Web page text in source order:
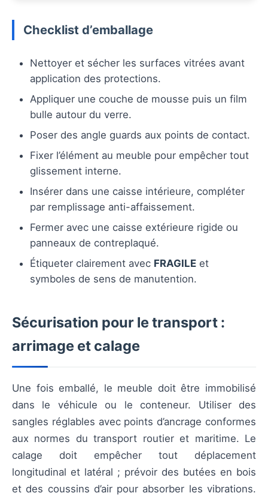
Checklist d’emballage
Nettoyer et sécher les surfaces vitrées avant
application des protections.
Appliquer une couche de mousse puis un film
bulle autour du verre.
Poser des angle guards aux points de contact.
Fixer l’élément au meuble pour empêcher tout
glissement interne.
Insérer dans une caisse intérieure, compléter
par remplissage anti-affaissement.
Fermer avec une caisse extérieure rigide ou
panneaux de contreplaqué.
Étiqueter clairement avec FRAGILE et
symboles de sens de manutention.
Sécurisation pour le transport :
arrimage et calage
Une fois emballé, le meuble doit être immobilisé
dans le véhicule ou le conteneur. Utiliser des
sangles réglables avec points d’ancrage conformes
aux normes du transport routier et maritime. Le
calage doit empêcher tout déplacement
longitudinal et latéral ; prévoir des butées en bois
et des coussins d’air pour absorber les vibrations.